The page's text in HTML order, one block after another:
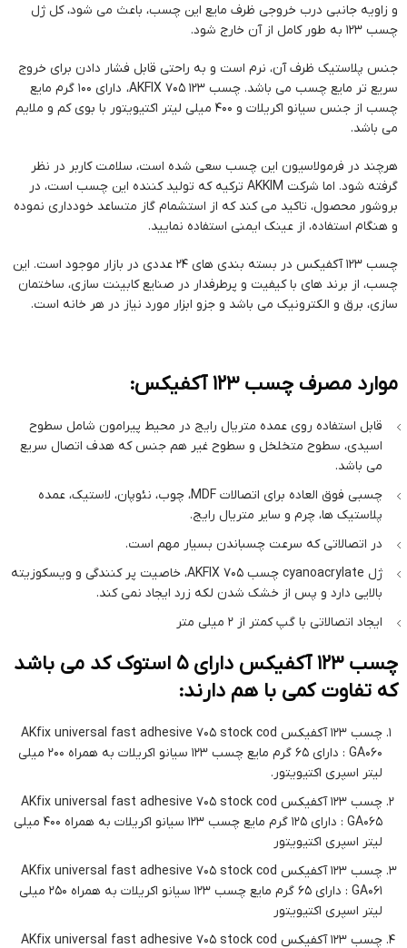
و زاویه جانبی درب خروجی ظرف مایع این چسب، باعث می شود، کل ژل
چسب 123 به طور کامل از آن خارج شود.
جنس پلاستیک ظرف آن، نرم است و به راحتی قابل فشار دادن برای خروج
سریع تر مایع چسب می باشد. چسب 123 AKFIX 705، دارای 100 گرم مایع
چسب از جنس سیانو اکریلات و 400 میلی لیتر اکتیویتور با بوی کم و ملایم
می باشد.
هرچند در فرمولاسیون این چسب سعی شده است، سلامت کاربر در نظر
گرفته شود. اما شرکت AKKIM ترکیه که تولید کننده این چسب است، در
بروشور محصول، تاکید می کند که از استشمام گاز متساعد خودداری نموده
و هنگام استفاده، از عینک ایمنی استفاده نمایید.
چسب 123 آکفیکس در بسته بندی های 24 عددی در بازار موجود است. این
چسب، از برند های با کیفیت و پرطرفدار در صنایع کابینت سازی، ساختمان
سازی، برق و الکترونیک می باشد و جزو ابزار مورد نیاز در هر خانه است.
موارد مصرف چسب 123 آکفیکس:
قابل استفاده روی عمده متریال رایج در محیط پیرامون شامل سطوح
اسیدی، سطوح متخلخل و سطوح غیر هم جنس که هدف اتصال سریع
می باشد.
چسبی فوق العاده برای اتصالات MDF، چوب، نئوپان، لاستیک، عمده
پلاستیک ها، چرم و سایر متریال رایج.
در اتصالاتی که سرعت چسباندن بسیار مهم است.
ژل cyanoacrylate چسب AKFIX 705، خاصیت پر کنندگی و ویسکوزیته
بالایی دارد و پس از خشک شدن لکه زرد ایجاد نمی کند.
ایجاد اتصالاتی با گپ کمتر از 2 میلی متر
چسب 123 آکفیکس دارای 5 استوک کد می باشد
که تفاوت کمی با هم دارند:
چسب 123 آکفیکس AKfix universal fast adhesive 705 stock cod
GA060 : دارای 65 گرم مایع چسب 123 سیانو اکریلات به همراه 200 میلی
لیتر اسپری اکتیویتور.
چسب 123 آکفیکس AKfix universal fast adhesive 705 stock cod
GA065 : دارای 125 گرم مایع چسب 123 سیانو اکریلات به همراه 400 میلی
لیتر اسپری اکتیویتور
چسب 123 آکفیکس AKfix universal fast adhesive 705 stock cod
GA061 : دارای 65 گرم مایع چسب 123 سیانو اکریلات به همراه 250 میلی
لیتر اسپری اکتیویتور
چسب 123 آکفیکس AKfix universal fast adhesive 705 stock cod